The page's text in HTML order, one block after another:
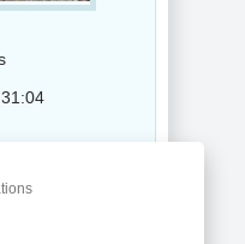
Танцевальная музыка / Сборник музыка / Deep House music